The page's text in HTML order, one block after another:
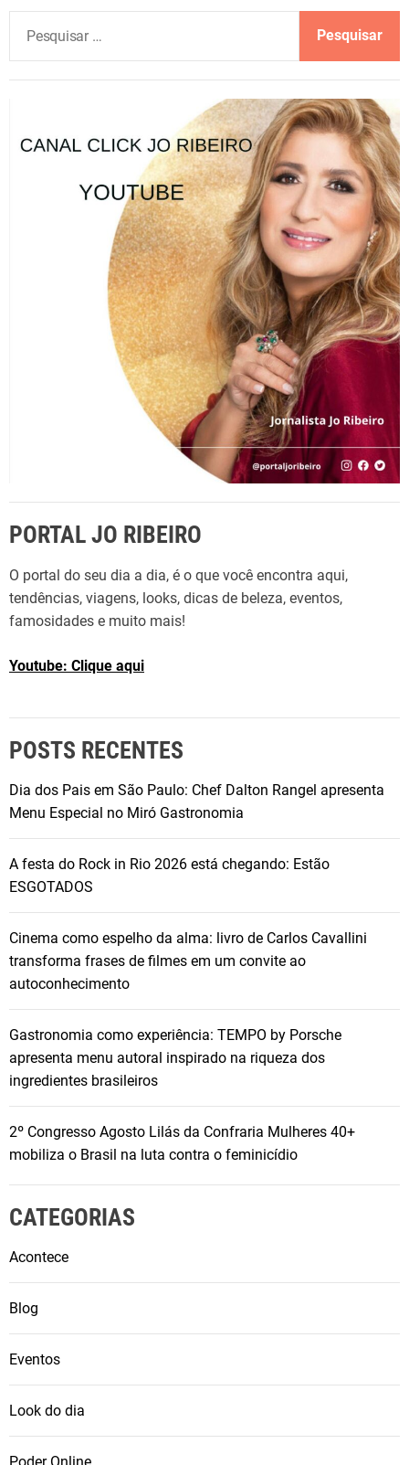
s
PORTAL JO RIBEIRO
O portal do seu dia a dia, é o que você encontra aqui,
tendências, viagens, looks, dicas de beleza, eventos,
famosidades e muito mais!
Youtube: Clique aqui
POSTS RECENTES
Dia dos Pais em São Paulo: Chef Dalton Rangel apresenta
Menu Especial no Miró Gastronomia
A festa do Rock in Rio 2026 está chegando: Estão
ESGOTADOS
Cinema como espelho da alma: livro de Carlos Cavallini
transforma frases de filmes em um convite ao
autoconhecimento
Gastronomia como experiência: TEMPO by Porsche
apresenta menu autoral inspirado na riqueza dos
ingredientes brasileiros
2º Congresso Agosto Lilás da Confraria Mulheres 40+
mobiliza o Brasil na luta contra o feminicídio
CATEGORIAS
Acontece
Blog
Eventos
Look do dia